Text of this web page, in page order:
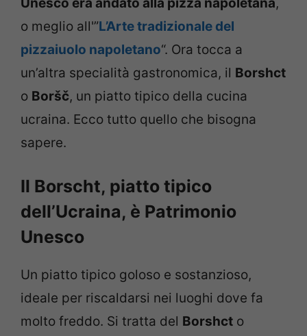
o meglio all'”L’Arte tradizionale del
pizzaiuolo napoletano“. Ora tocca a
un’altra specialità gastronomica, il Borshct
o Boršč, un piatto tipico della cucina
ucraina. Ecco tutto quello che bisogna
sapere.
Il Borscht, piatto tipico
dell’Ucraina, è Patrimonio
Unesco
Un piatto tipico goloso e sostanzioso,
ideale per riscaldarsi nei luoghi dove fa
molto freddo. Si tratta del Borshct o